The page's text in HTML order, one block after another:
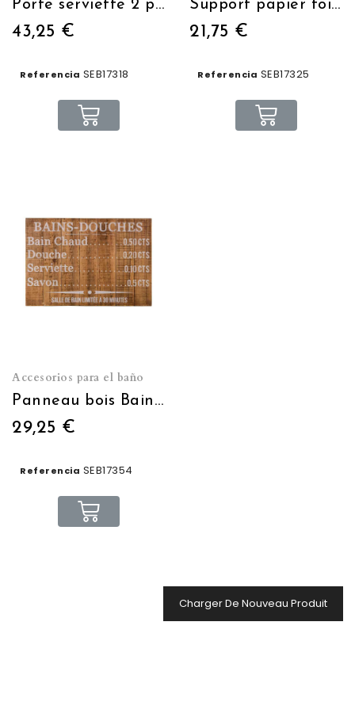
Porte serviette 2 personnages crochets
43,25 €
Referencia SEB17318
Support papier toilette avec porte journal
21,75 €
Referencia SEB17325
Accesorios para el baño
Panneau bois Bains douches
29,25 €
Referencia SEB17354
Charger De Nouveau Produit